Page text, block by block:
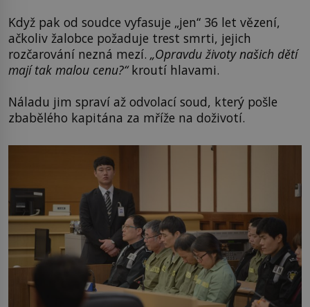
Když pak od soudce vyfasuje „jen“ 36 let vězení,
ačkoliv žalobce požaduje trest smrti, jejich
rozčarování nezná mezí. „Opravdu životy našich dětí
mají tak malou cenu?“kroutí hlavami.
Náladu jim spraví až odvolací soud, který pošle
zbabělého kapitána za mříže na doživotí.